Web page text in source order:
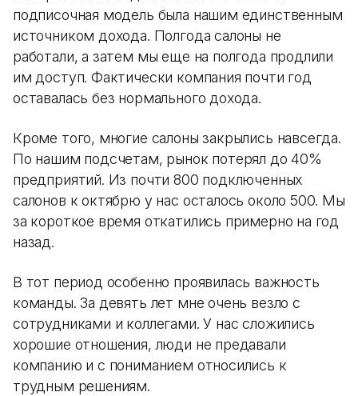
подписочная модель была нашим единственным
источником дохода. Полгода салоны не
работали, а затем мы еще на полгода продлили
им доступ. Фактически компания почти год
оставалась без нормального дохода.
Кроме того, многие салоны закрылись навсегда.
По нашим подсчетам, рынок потерял до 40%
предприятий. Из почти 800 подключенных
салонов к октябрю у нас осталось около 500. Мы
за короткое время откатились примерно на год
назад.
В тот период особенно проявилась важность
команды. За девять лет мне очень везло с
сотрудниками и коллегами. У нас сложились
хорошие отношения, люди не предавали
компанию и с пониманием относились к
трудным решениям.